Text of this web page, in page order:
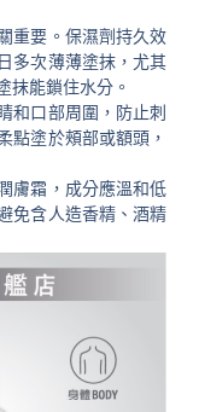
重要。保濕劑持久效
多次薄薄塗抹，尤其
抹能鎖住水分。
和口部周圍，防止刺
點塗於頰部或額頭，
膚霜，成分應溫和低
免含人造香精、酒精